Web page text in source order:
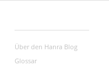
Über den Hanra Blog
Glossar